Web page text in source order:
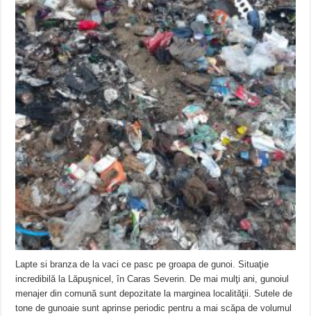
Lapte si branza de la vaci ce pasc pe groapa de gunoi. Situaţie
incredibilă la Lăpuşnicel, în Caras Severin. De mai mulţi ani, gunoiul
menajer din comună sunt depozitate la marginea localităţii. Sutele de
tone de gunoaie sunt aprinse periodic pentru a mai scăpa de volumul